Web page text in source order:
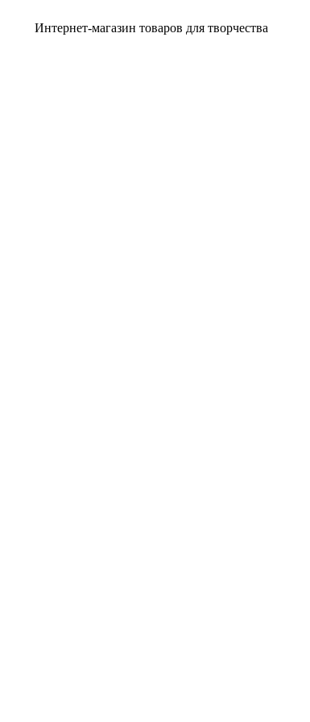
Интернет-магазин товаров для творчества